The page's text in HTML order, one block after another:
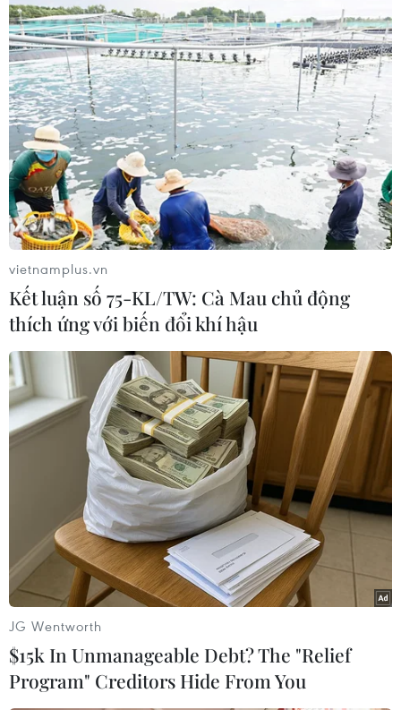
TIN LIÊN QUAN
Thị trường nông sản: Giá gạo xuất khẩu
tiếp tục tăng
19/05/2024 08:43
Theo Hiệp hội Lương thực Việt Nam, đến 30/4, xuất
khẩu gạo đạt 3,17 triệu tấn, trị giá 2,037 tỷ USD, so với
cùng kỳ năm 2023 tăng 9,51% về số lượng và tăng
33,56% về trị giá.
vietnamplus.vn
Kết luận số 75-KL/TW: Cà Mau chủ động
thích ứng với biến đổi khí hậu
JG Wentworth
$15k In Unmanageable Debt? The "Relief
Program" Creditors Hide From You